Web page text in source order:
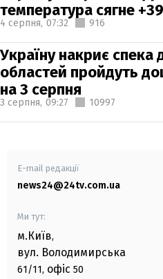
температура сягне
4 серпня, 07:32 916
Україну накриє спека
областей пройдуть
на 3 серпня
3 серпня, 09:27 10997
E-mail редакції
news24@24tv.com.ua
Ми тут:
м.Київ,
вул. Володимирська
61/11, офіс 50